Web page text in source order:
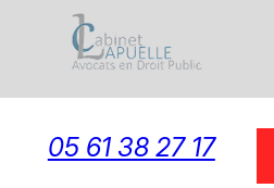
05 61 38 27 17
Panneau de gestion des cookies